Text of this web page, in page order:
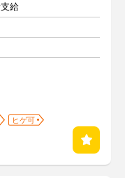
給
ヒゲ可